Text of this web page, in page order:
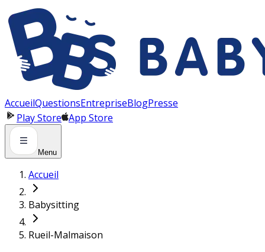
AccueilQuestionsEntrepriseBlogPresse
Play Store App Store
Menu
Accueil
Babysitting
Rueil-Malmaison
Panneau de gestion des cookies